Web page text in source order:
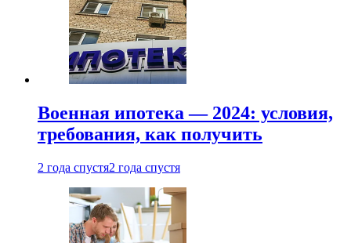
Военная ипотека — 2024: условия,
требования, как получить
2 года спустя2 года спустя